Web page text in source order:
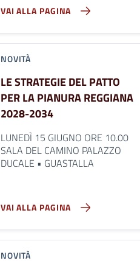
VAI ALLA PAGINA
NOVITÀ
LE STRATEGIE DEL PATTO
PER LA PIANURA REGGIANA
2028-2034
LUNEDÌ 15 GIUGNO ORE 10.00
SALA DEL CAMINO PALAZZO
DUCALE • GUASTALLA
VAI ALLA PAGINA
NOVITÀ